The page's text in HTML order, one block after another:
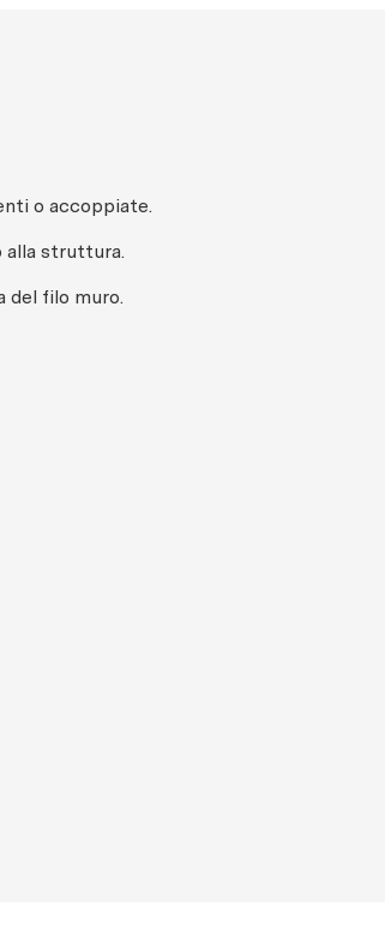
o accoppiate.
struttura.
del filo muro.